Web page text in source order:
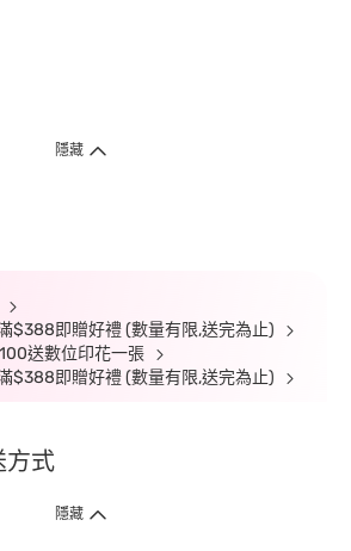
隱藏
$388即贈好禮 (數量有限,送完為止)
送數位印花一張
$388即贈好禮 (數量有限,送完為止)
方式
隱藏